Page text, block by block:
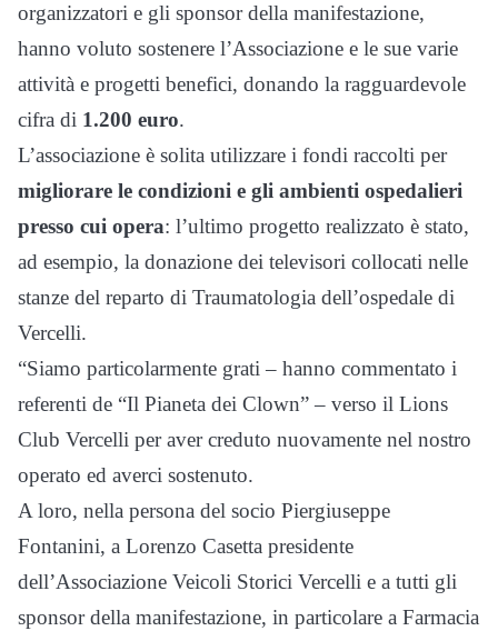
organizzatori e gli sponsor della manifestazione,
hanno voluto sostenere l’Associazione e le sue varie
attività e progetti benefici, donando la ragguardevole
cifra di 1.200 euro.
L’associazione è solita utilizzare i fondi raccolti per
migliorare le condizioni e gli ambienti ospedalieri
presso cui opera: l’ultimo progetto realizzato è stato,
ad esempio, la donazione dei televisori collocati nelle
stanze del reparto di Traumatologia dell’ospedale di
Vercelli.
“Siamo particolarmente grati – hanno commentato i
referenti de “Il Pianeta dei Clown” – verso il Lions
Club Vercelli per aver creduto nuovamente nel nostro
operato ed averci sostenuto.
A loro, nella persona del socio Piergiuseppe
Fontanini, a Lorenzo Casetta presidente
dell’Associazione Veicoli Storici Vercelli e a tutti gli
sponsor della manifestazione, in particolare a Farmacia